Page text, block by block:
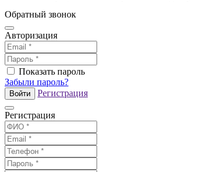
Обратный звонок
Авторизация
Показать пароль
Забыли пароль?
Войти Регистрация
Регистрация